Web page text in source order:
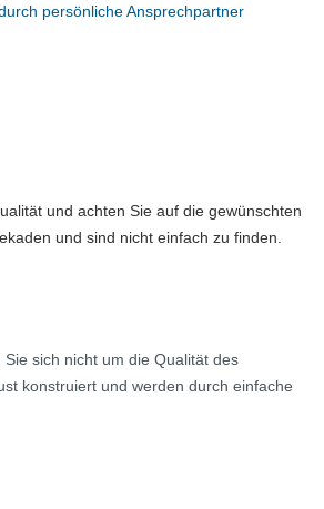
persönliche Ansprechpartner
und achten Sie auf die gewünschten
und sind nicht einfach zu finden.
sich nicht um die Qualität des
konstruiert und werden durch einfache